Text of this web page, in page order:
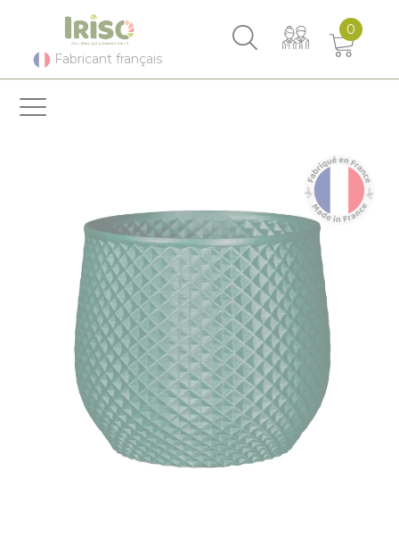
Fabricant français
0
Panneau de gestion des cookies